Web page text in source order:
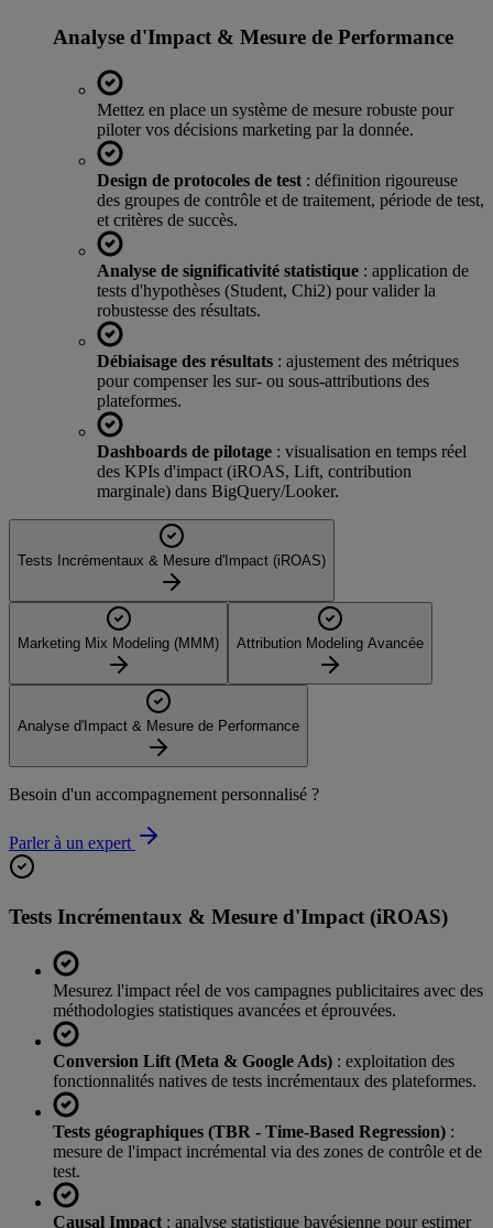
Analyse d'Impact & Mesure de Performance
Mettez en place un système de mesure robuste pour
piloter vos décisions marketing par la donnée.
Design de protocoles de test : définition rigoureuse
des groupes de contrôle et de traitement, période de test,
et critères de succès.
Analyse de significativité statistique : application de
tests d'hypothèses (Student, Chi2) pour valider la
robustesse des résultats.
Débiaisage des résultats : ajustement des métriques
pour compenser les sur- ou sous-attributions des
plateformes.
Dashboards de pilotage : visualisation en temps réel
des KPIs d'impact (iROAS, Lift, contribution
marginale) dans BigQuery/Looker.
Tests Incrémentaux & Mesure d'Impact (iROAS)
Marketing Mix Modeling (MMM) Attribution Modeling Avancée
Analyse d'Impact & Mesure de Performance
Besoin d'un accompagnement personnalisé ?
Parler à un expert
Tests Incrémentaux & Mesure d'Impact (iROAS)
Mesurez l'impact réel de vos campagnes publicitaires avec des
méthodologies statistiques avancées et éprouvées.
Conversion Lift (Meta & Google Ads) : exploitation des
fonctionnalités natives de tests incrémentaux des plateformes.
Tests géographiques (TBR - Time-Based Regression) :
mesure de l'impact incrémental via des zones de contrôle et de
test.
Causal Impact : analyse statistique bayésienne pour estimer